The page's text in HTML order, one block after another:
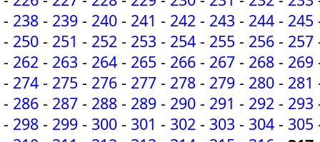
- 238 - 239 - 240 - 241 - 242 - 243 - 244 - 245
- 250 - 251 - 252 - 253 - 254 - 255 - 256 - 257
- 262 - 263 - 264 - 265 - 266 - 267 - 268 - 269
- 274 - 275 - 276 - 277 - 278 - 279 - 280 - 281
- 286 - 287 - 288 - 289 - 290 - 291 - 292 - 293
- 298 - 299 - 300 - 301 - 302 - 303 - 304 - 305